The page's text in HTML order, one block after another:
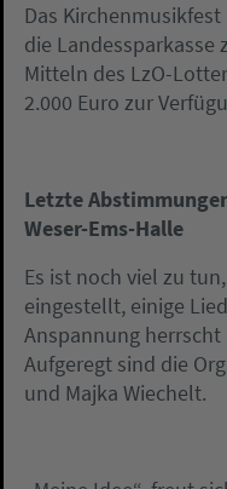
Das
die Landessparkasse
Mitteln des LzO-
2.000 Euro zur
Letzte
Weser-Ems-Halle
Es ist noch viel zu
eingestellt, einige
Anspannung
Aufgeregt sind die
und Majka Wiechelt.